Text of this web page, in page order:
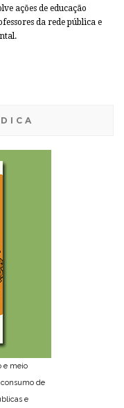
ações de educação
da rede pública e
e meio
de
e